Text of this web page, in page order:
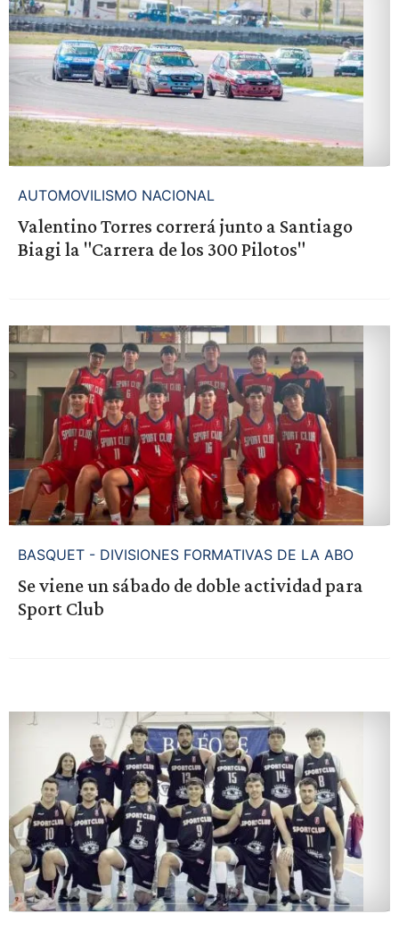
AUTOMOVILISMO NACIONAL
Valentino Torres correrá junto a Santiago
Biagi la "Carrera de los 300 Pilotos"
BASQUET - DIVISIONES FORMATIVAS DE LA ABO
Se viene un sábado de doble actividad para
Sport Club